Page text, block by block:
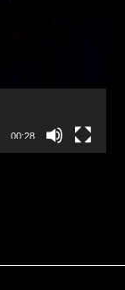
00:28